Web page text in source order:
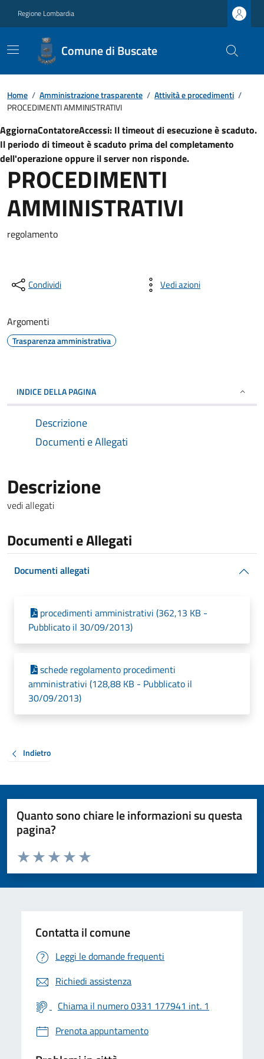
Regione Lombardia
Comune di Buscate
Home / Amministrazione trasparente / Attività e procedimenti /
PROCEDIMENTI AMMINISTRATIVI
AggiornaContatoreAccessi: Il timeout di esecuzione è scaduto.
Il periodo di timeout è scaduto prima del completamento
dell'operazione oppure il server non risponde.
PROCEDIMENTI
AMMINISTRATIVI
regolamento
Condividi Vedi azioni
Argomenti
Trasparenza amministrativa
INDICE DELLA PAGINA
Descrizione
Documenti e Allegati
Descrizione
vedi allegati
Documenti e Allegati
Documenti allegati
procedimenti amministrativi (362,13 KB -
Pubblicato il 30/09/2013)
schede regolamento procedimenti
amministrativi (128,88 KB - Pubblicato il
30/09/2013)
Indietro
Quanto sono chiare le informazioni su questa
pagina?
Valuta da 1 a 5 stelle la pagina
Valuta 5 stelle su 5
Valuta 4 stelle su 5
Valuta 3 stelle su 5
Valuta 2 stelle su 5
Valuta 1 stelle su 5
Contatta il comune
Leggi le domande frequenti
Richiedi assistenza
Chiama il numero 0331 177941 int. 1
Prenota appuntamento